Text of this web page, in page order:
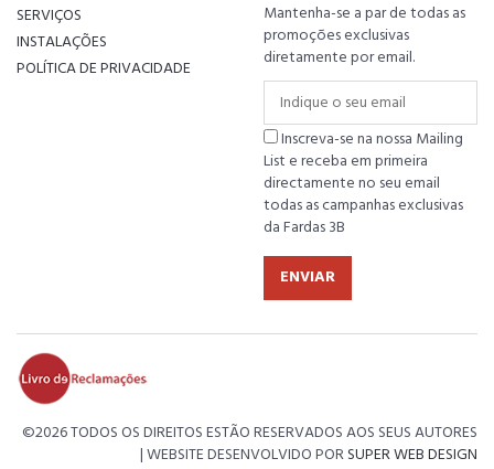
SERVIÇOS
INSTALAÇÕES
POLÍTICA DE PRIVACIDADE
Mantenha-se a par de todas as
promoções exclusivas
diretamente por email.
Inscreva-se na nossa Mailing
List e receba em primeira
directamente no seu email
todas as campanhas exclusivas
da Fardas 3B
ENVIAR
©2026 TODOS OS DIREITOS ESTÃO RESERVADOS AOS SEUS AUTORES
| WEBSITE DESENVOLVIDO PORSUPER WEB DESIGN